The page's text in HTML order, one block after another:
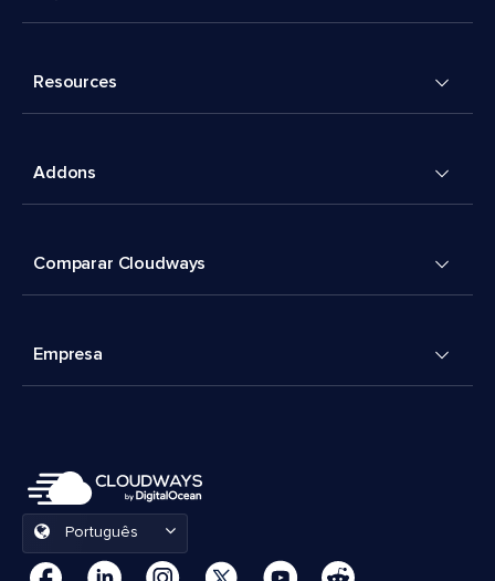
Resources
Addons
Comparar Cloudways
Empresa
Português